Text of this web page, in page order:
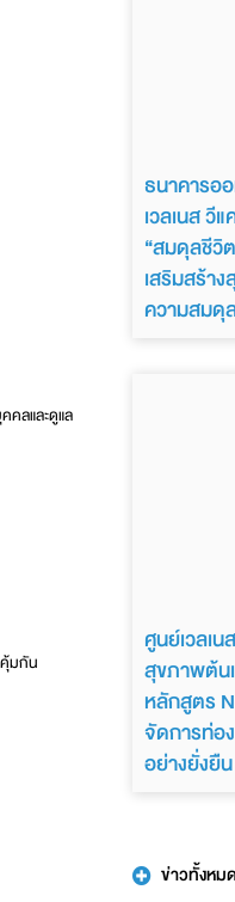
คลและดูแล
คุ้มกัน
ธนาคารอ
เวลเนส วี
“สมดุลชีวิ
เสริมสร้า
ความสมดุ
ศูนย์เวลเ
สุขภาพต้น
หลักสูตร
จัดการท่อ
อย่างยั่งยืน
ข่าวทั้งหมด